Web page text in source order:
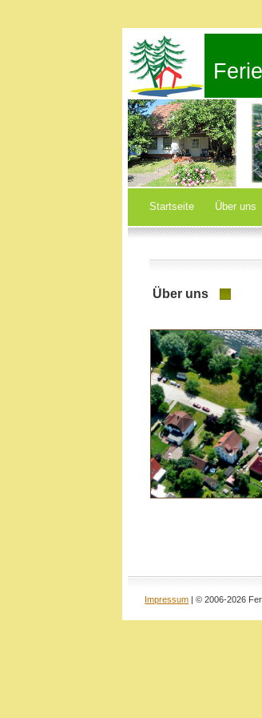
Startseite Über uns
Über uns
Impressum | © 2006-2026